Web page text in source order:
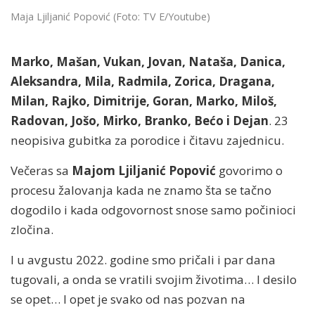
Maja Ljiljanić Popović (Foto: TV E/Youtube)
Marko, Mašan, Vukan, Jovan, Nataša, Danica,
Aleksandra, Mila, Radmila, Zorica, Dragana,
Milan, Rajko, Dimitrije, Goran, Marko, Miloš,
Radovan, Jošo, Mirko, Branko, Bećo i Dejan. 23
neopisiva gubitka za porodice i čitavu zajednicu.
Večeras sa Majom Ljiljanić Popović govorimo o
procesu žalovanja kada ne znamo šta se tačno
dogodilo i kada odgovornost snose samo počinioci
zločina.
I u avgustu 2022. godine smo pričali i par dana
tugovali, a onda se vratili svojim životima… I desilo
se opet… I opet je svako od nas pozvan na